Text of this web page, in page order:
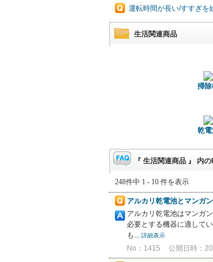
運転時間が長い/すすぎを
生活関連商品
掃
乾
『 生活関連商品 』 内
248件中 1 - 10 件を表示
アルカリ乾電池とマンガ
アルカリ乾電池はマンガ
必要とする機器に適して
も... 詳細表示
No：1415 公開日時：